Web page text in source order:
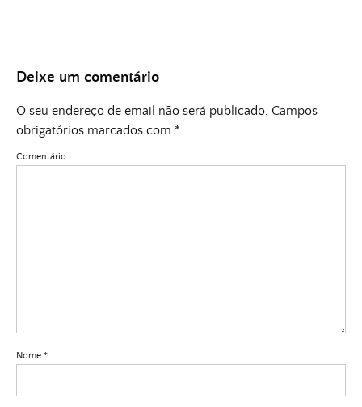
Deixe um comentário
O seu endereço de email não será publicado. Campos
obrigatórios marcados com *
Comentário
Nome *